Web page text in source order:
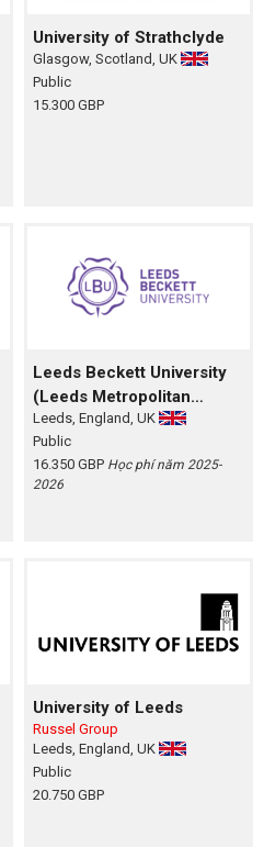
University of Strathclyde
Glasgow, Scotland, UK
Public
15.300 GBP
Leeds Beckett University
(Leeds Metropolitan
University)
Leeds, England, UK
Public
16.350 GBP Học phí năm 2025-
2026
University of Leeds
Russel Group
Leeds, England, UK
Public
20.750 GBP